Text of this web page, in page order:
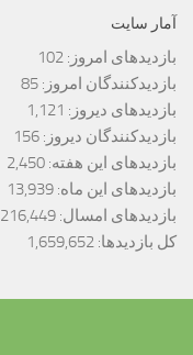
آمار سایت
بازدیدهای امروز: 102
بازدیدکنندگان امروز: 85
بازدیدهای دیروز: 1,121
بازدیدکنندگان دیروز: 156
بازدیدهای این هفته: 2,450
بازدیدهای این ماه: 13,939
بازدیدهای امسال: 216,449
کل بازدیدها: 1,659,652